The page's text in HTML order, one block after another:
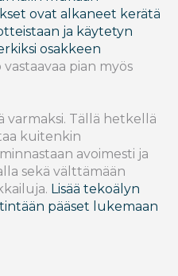
ovat alkaneet kerätä
ja käytetyn
osakkeen
pian myös
varmaksi. Tällä hetkellä
kuitenkin
avoimesti ja
sekä välttämään
Lisää tekoälyn
pääset lukemaan